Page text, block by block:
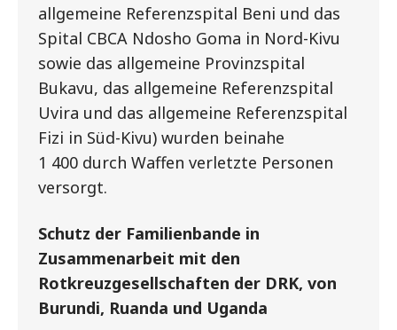
allgemeine Referenzspital Beni und das
Spital CBCA Ndosho Goma in Nord-Kivu
sowie das allgemeine Provinzspital
Bukavu, das allgemeine Referenzspital
Uvira und das allgemeine Referenzspital
Fizi in Süd-Kivu) wurden beinahe
1 400 durch Waffen verletzte Personen
versorgt.
Schutz der Familienbande in
Zusammenarbeit mit den
Rotkreuzgesellschaften der DRK, von
Burundi, Ruanda und Uganda